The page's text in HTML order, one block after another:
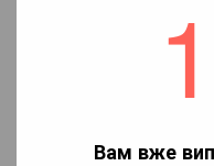
Вам вже